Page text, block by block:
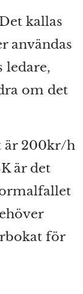
kallas
användas
ledare,
om det
är 200kr/h
är det
för